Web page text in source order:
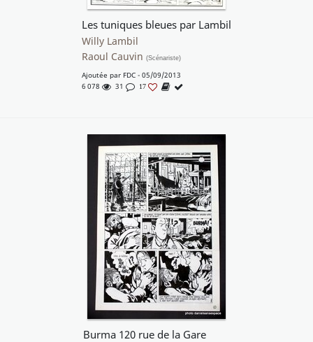
Les tuniques bleues par Lambil
Willy Lambil
Raoul Cauvin (Scénariste)
Ajoutée par FDC - 05/09/2013
6 078
31 17
Burma 120 rue de la Gare